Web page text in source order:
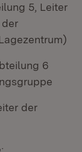
5, Leiter
6
der